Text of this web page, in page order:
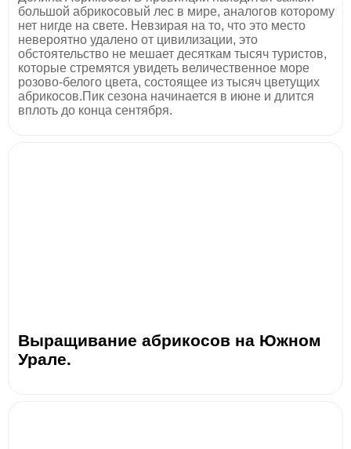
большой абрикосовый лес в мире, аналогов которому
нет нигде на свете. Невзирая на то, что это место
невероятно удалено от цивилизации, это
обстоятельство не мешает десяткам тысяч туристов,
которые стремятся увидеть величественное море
розово-белого цвета, состоящее из тысяч цветущих
абрикосов.Пик сезона начинается в июне и длится
вплоть до конца сентября.
Выращивание абрикосов на Южном
Урале.